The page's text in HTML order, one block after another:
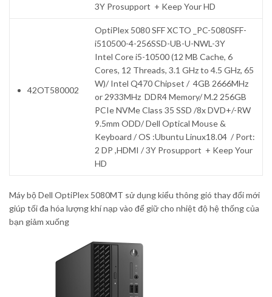
3Y Prosupport + Keep Your HD
42OT580002
OptiPlex 5080 SFF XCTO _PC-5080SFF-
i510500-4-256SSD-UB-U-NWL-3Y
Intel Core i5-10500 (12 MB Cache, 6
Cores, 12 Threads, 3.1 GHz to 4.5 GHz, 65
W)/ Intel Q470 Chipset / 4GB 2666MHz
or 2933MHz DDR4 Memory/ M.2 256GB
PCIe NVMe Class 35 SSD /8x DVD+/-RW
9.5mm ODD/ Dell Optical Mouse &
Keyboard / OS :Ubuntu Linux18.04 / Port:
2 DP ,HDMI / 3Y Prosupport + Keep Your
HD
Máy bộ Dell OptiPlex 5080MT sử dụng kiểu thông gió thay đổi mới
giúp tối đa hóa lượng khí nạp vào để giữ cho nhiệt độ hệ thống của
bạn giảm xuống